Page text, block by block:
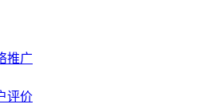
推广
评价